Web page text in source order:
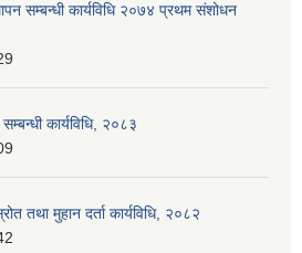
सम्बन्धी कार्यविधि २०७४ प्रथम संशोधन
कार्यविधि, २०८३
तथा मुहान दर्ता कार्यविधि, २०८२